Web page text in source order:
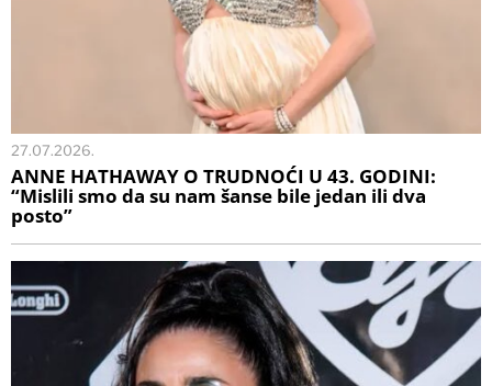
27.07.2026.
ANNE HATHAWAY O TRUDNOĆI U 43. GODINI:
“Mislili smo da su nam šanse bile jedan ili dva
posto”